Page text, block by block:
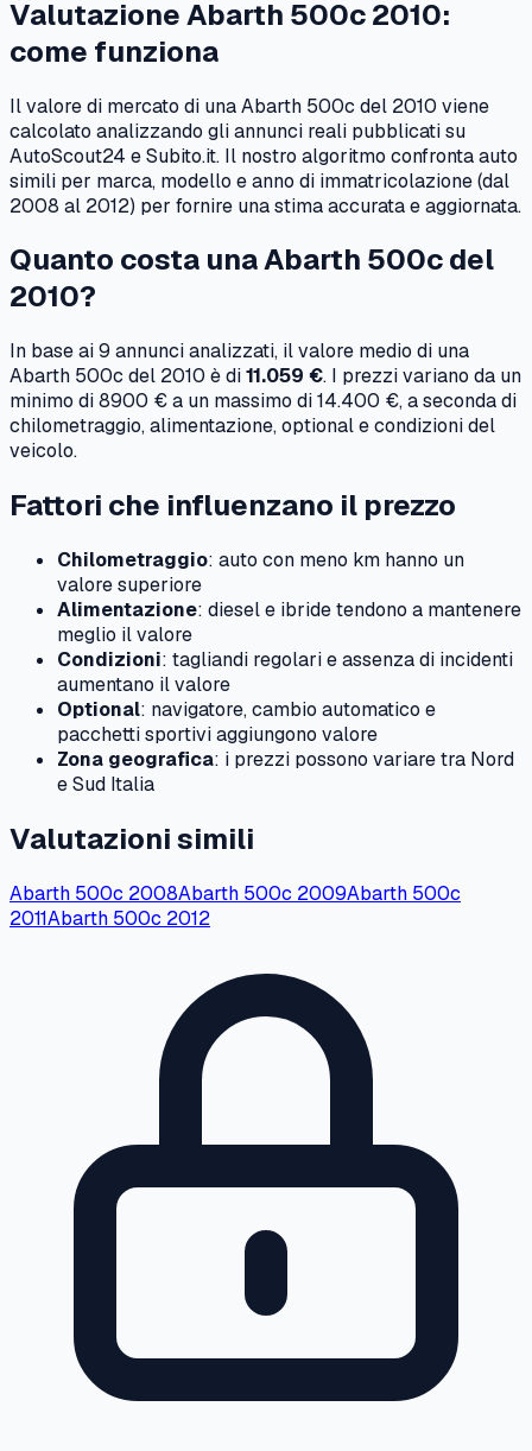
ValutazioneAbarth 500c2010:
come funziona
Il valore di mercato di unaAbarth 500c del 2010 viene
calcolato analizzando gli annunci reali pubblicati su
AutoScout24 e Subito.it. Il nostro algoritmo confronta auto
simili per marca, modello e anno di immatricolazione (dal
2008 al 2012) per fornire una stima accurata e aggiornata.
Quanto costa unaAbarth 500cdel
2010?
In base ai9 annunci analizzati, il valore medio di una
Abarth 500c del 2010 è di11.059 €. I prezzi variano da un
minimo di8900 €a un massimo di14.400 €, a seconda di
chilometraggio, alimentazione, optional e condizioni del
veicolo.
Fattori che influenzano il prezzo
Chilometraggio: auto con meno km hanno un
valore superiore
Alimentazione: diesel e ibride tendono a mantenere
meglio il valore
Condizioni: tagliandi regolari e assenza di incidenti
aumentano il valore
Optional: navigatore, cambio automatico e
pacchetti sportivi aggiungono valore
Zona geografica: i prezzi possono variare tra Nord
e Sud Italia
Valutazioni simili
Abarth 500c 2008Abarth 500c 2009Abarth 500c
2011Abarth 500c 2012